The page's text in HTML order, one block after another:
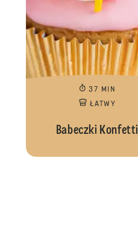
37 MIN
ŁATWY
Babeczki Konfetti